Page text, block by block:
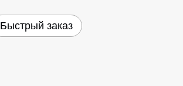
Быстрый заказ